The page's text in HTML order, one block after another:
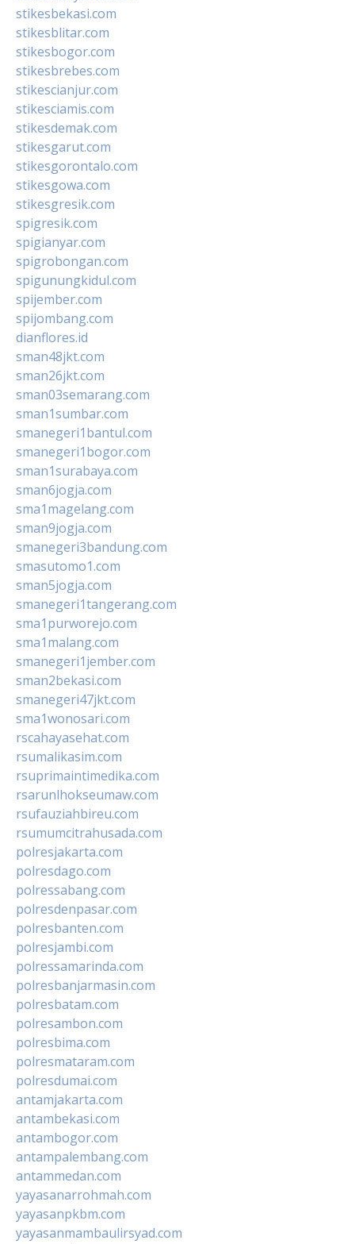
stikesbekasi.com
stikesblitar.com
stikesbogor.com
stikesbrebes.com
stikescianjur.com
stikesciamis.com
stikesdemak.com
stikesgarut.com
stikesgorontalo.com
stikesgowa.com
stikesgresik.com
spigresik.com
spigianyar.com
spigrobongan.com
spigunungkidul.com
spijember.com
spijombang.com
dianflores.id
sman48jkt.com
sman26jkt.com
sman03semarang.com
sman1sumbar.com
smanegeri1bantul.com
smanegeri1bogor.com
sman1surabaya.com
sman6jogja.com
sma1magelang.com
sman9jogja.com
smanegeri3bandung.com
smasutomo1.com
sman5jogja.com
smanegeri1tangerang.com
sma1purworejo.com
sma1malang.com
smanegeri1jember.com
sman2bekasi.com
smanegeri47jkt.com
sma1wonosari.com
rscahayasehat.com
rsumalikasim.com
rsuprimaintimedika.com
rsarunlhokseumaw.com
rsufauziahbireu.com
rsumumcitrahusada.com
polresjakarta.com
polresdago.com
polressabang.com
polresdenpasar.com
polresbanten.com
polresjambi.com
polressamarinda.com
polresbanjarmasin.com
polresbatam.com
polresambon.com
polresbima.com
polresmataram.com
polresdumai.com
antamjakarta.com
antambekasi.com
antambogor.com
antampalembang.com
antammedan.com
yayasanarrohmah.com
yayasanpkbm.com
yayasanmambaulirsyad.com